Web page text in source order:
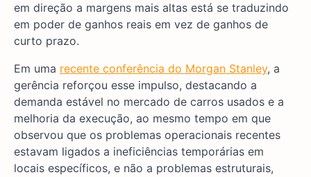
em direção a margens mais altas está se traduzindo
em poder de ganhos reais em vez de ganhos de
curto prazo.
Em uma recente conferência do Morgan Stanley, a
gerência reforçou esse impulso, destacando a
demanda estável no mercado de carros usados e a
melhoria da execução, ao mesmo tempo em que
observou que os problemas operacionais recentes
estavam ligados a ineficiências temporárias em
locais específicos, e não a problemas estruturais,